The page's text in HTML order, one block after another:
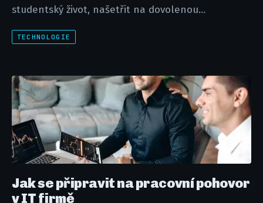
studentský život, našetřit na dovolenou...
TECHNOLOGIE
Jak se připravit na pracovní pohovor
v IT firmě